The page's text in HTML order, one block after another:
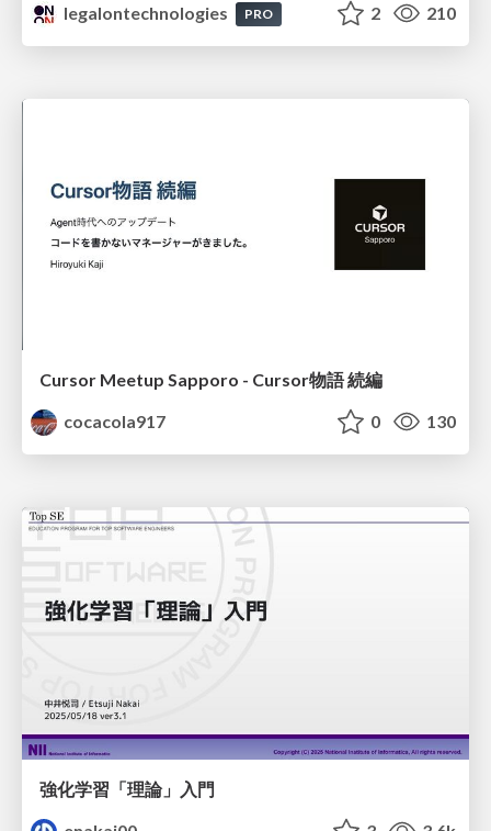
legalontechnologies
PRO 2 210
Cursor Meetup Sapporo - Cursor物語 続編
cocacola917
0 130
強化学習「理論」入門